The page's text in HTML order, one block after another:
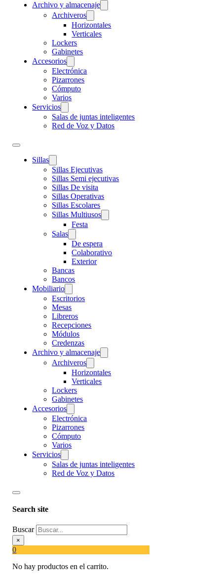
Archivo y almacenaje
Archiveros
Horizontales
Verticales
Lockers
Gabinetes
Accesorios
Electrónica
Pizarrones
Cómputo
Varios
Servicios
Salas de juntas inteligentes
Red de Voz y Datos
Sillas
Sillas Ejecutivas
Sillas Semi ejecutivas
Sillas De visita
Sillas Operativas
Sillas Escolares
Sillas Multiusos
Festa
Salas
De espera
Colaborativo
Exterior
Bancas
Bancos
Mobiliario
Escritorios
Mesas
Libreros
Recepciones
Módulos
Credenzas
Archivo y almacenaje
Archiveros
Horizontales
Verticales
Lockers
Gabinetes
Accesorios
Electrónica
Pizarrones
Cómputo
Varios
Servicios
Salas de juntas inteligentes
Red de Voz y Datos
Search site
Buscar
×
0
No hay productos en el carrito.